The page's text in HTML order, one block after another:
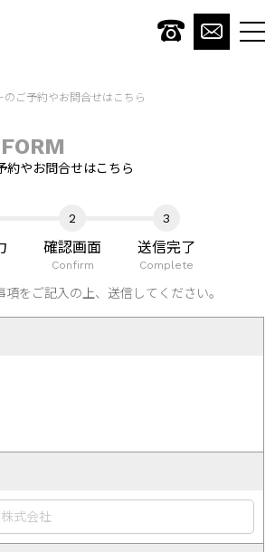
のご予約やお問合せはこちら
約やお問合せはこちら
確認画面
Confirm
送信完了
Complete
をご記入の上、送信してください。